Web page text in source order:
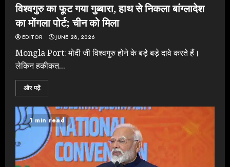
विश्वगुरु का फूट गया गुब्बारा, हाथ से निकला बांग्लादेश
का मोंगला पोर्ट; चीन को मिला
EDITOR JUNE 28, 2026
Mongla Port: मोदी जी विश्वगुरु होने के बड़े बड़े दावे करते हैं।
लेकिन हकीकत...
और पढ़ें
1 min read